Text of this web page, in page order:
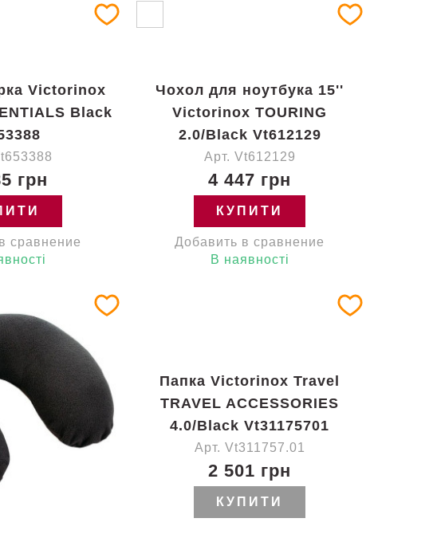
Victorinox
Black
грн
сравнение
Чохол для ноутбука 15''
Victorinox TOURING
2.0/Black Vt612129
Арт. Vt612129
4 447 грн
КУПИТИ
Добавить в сравнение
В наявності
Папка Victorinox Travel
TRAVEL ACCESSORIES
4.0/Black Vt31175701
Арт. Vt311757.01
2 501 грн
КУПИТИ